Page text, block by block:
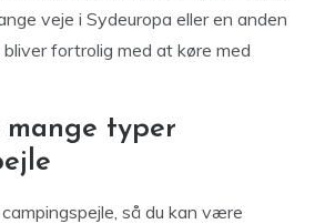
veje i Sydeuropa eller en anden
fortrolig med at køre med
mange typer
så du kan være